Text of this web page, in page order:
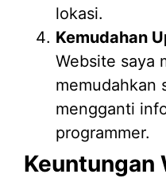
lokasi.
Kemudahan
Website saya
memudahkan
mengganti
programmer.
Keuntungan